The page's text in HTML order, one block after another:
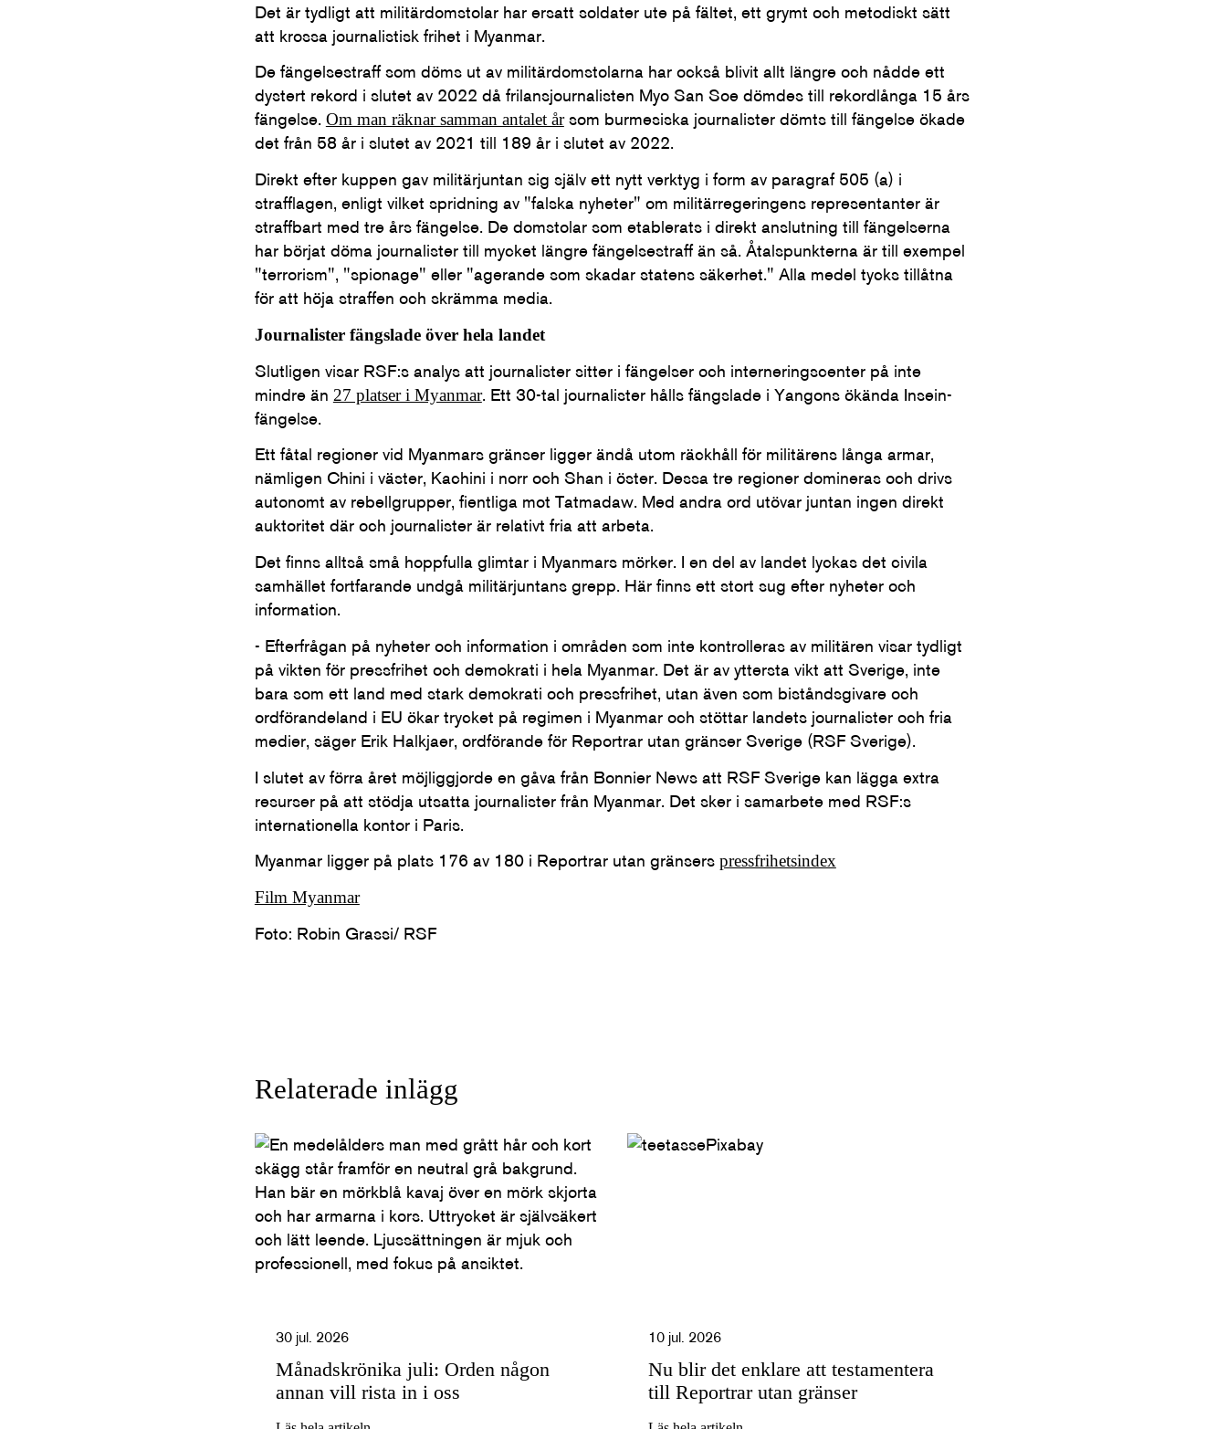
Det är tydligt att militärdomstolar har ersatt soldater ute på fältet, ett grymt och metodiskt sätt
att krossa journalistisk frihet i Myanmar.
De fängelsestraff som döms ut av militärdomstolarna har också blivit allt längre och nådde ett
dystert rekord i slutet av 2022 då frilansjournalisten Myo San Soe dömdes till rekordlånga 15 års
fängelse. Om man räknar samman antalet årsom burmesiska journalister dömts till fängelse ökade
det från 58 år i slutet av 2021 till 189 år i slutet av 2022.
Direkt efter kuppen gav militärjuntan sig själv ett nytt verktyg i form av paragraf 505 (a) i
strafflagen, enligt vilket spridning av "falska nyheter" om militärregeringens representanter är
straffbart med tre års fängelse. De domstolar som etablerats i direkt anslutning till fängelserna
har börjat döma journalister till mycket längre fängelsestraff än så. Åtalspunkterna är till exempel
"terrorism", "spionage" eller "agerande som skadar statens säkerhet." Alla medel tycks tillåtna
för att höja straffen och skrämma media.
Journalister fängslade över hela landet
Slutligen visar RSF:s analys att journalister sitter i fängelser och interneringscenter på inte
mindre än 27 platser i Myanmar. Ett 30-tal journalister hålls fängslade i Yangons ökända Insein-
fängelse.
Ett fåtal regioner vid Myanmars gränser ligger ändå utom räckhåll för militärens långa armar,
nämligen Chini i väster, Kachini i norr och Shan i öster. Dessa tre regioner domineras och drivs
autonomt av rebellgrupper, fientliga mot Tatmadaw. Med andra ord utövar juntan ingen direkt
auktoritet där och journalister är relativt fria att arbeta.
Det finns alltså små hoppfulla glimtar i Myanmars mörker. I en del av landet lyckas det civila
samhället fortfarande undgå militärjuntans grepp. Här finns ett stort sug efter nyheter och
information.
- Efterfrågan på nyheter och information i områden som inte kontrolleras av militären visar tydligt
på vikten för pressfrihet och demokrati i hela Myanmar. Det är av yttersta vikt att Sverige, inte
bara som ett land med stark demokrati och pressfrihet, utan även som biståndsgivare och
ordförandeland i EU ökar trycket på regimen i Myanmar och stöttar landets journalister och fria
medier, säger Erik Halkjaer, ordförande för Reportrar utan gränser Sverige (RSF Sverige).
I slutet av förra året möjliggjorde en gåva från Bonnier News att RSF Sverige kan lägga extra
resurser på att stödja utsatta journalister från Myanmar. Det sker i samarbete med RSF:s
internationella kontor i Paris.
Myanmar ligger på plats 176 av 180 i Reportrar utan gränsers pressfrihetsindex
Film Myanmar
Foto: Robin Grassi/ RSF
Relaterade inlägg
30 jul. 2026
Månadskrönika juli: Orden någon
annan vill rista in i oss
10 jul. 2026
Nu blir det enklare att testamentera
till Reportrar utan gränser